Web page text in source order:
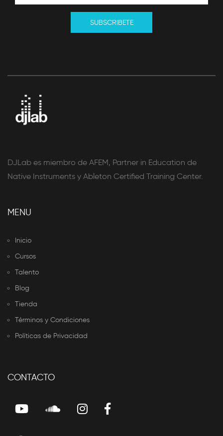
SUBSCRIBETE
DJLab es miembro de AFEM, Partner in Education de
Native Instruments y Ableton Certified Training Center.
MENU
Inicio
Cursos
Talento
Blog
Tienda
Términos y Condiciones
Políticas de Privacidad
CONTACTO